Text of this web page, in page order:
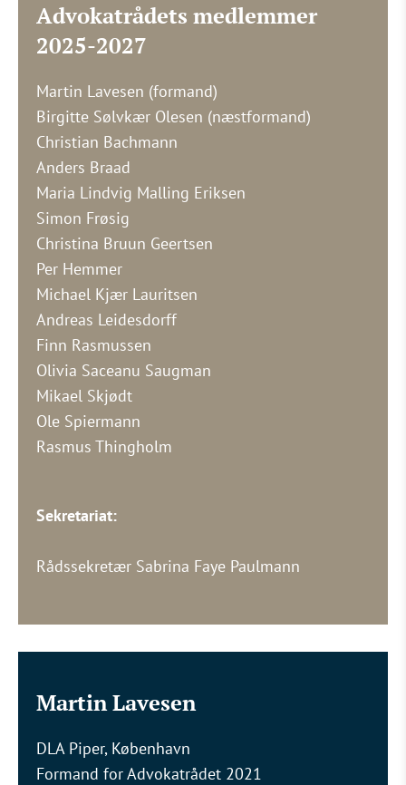
Advokatrådets medlemmer
2025-2027
Martin Lavesen (formand)
Birgitte Sølvkær Olesen (næstformand)
Christian Bachmann
Anders Braad
Maria Lindvig Malling Eriksen
Simon Frøsig
Christina Bruun Geertsen
Per Hemmer
Michael Kjær Lauritsen
Andreas Leidesdorff
Finn Rasmussen
Olivia Saceanu Saugman
Mikael Skjødt
Ole Spiermann
Rasmus Thingholm
Sekretariat:
Rådssekretær Sabrina Faye Paulmann
Martin Lavesen
DLA Piper, København
Formand for Advokatrådet 2021